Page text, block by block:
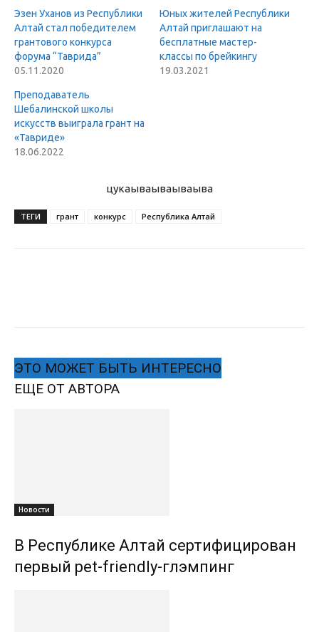
Эзен Уханов из Республики
Алтай стал победителем
грантового конкурса
форума “Таврида”
05.11.2020
Юных жителей Республики
Алтай приглашают на
бесплатные мастер-
классы по брейкингу
19.03.2021
Преподаватель
Шебалинской школы
искусств выиграла грант на
«Тавриде»
18.06.2022
цукаываываываыва
ТЕГИ грант конкурс Республика Алтай
ЭТО МОЖЕТ БЫТЬ ИНТЕРЕСНО
ЕЩЕ ОТ АВТОРА
Новости
В Республике Алтай сертифицирован
первый pet-friendly-глэмпинг